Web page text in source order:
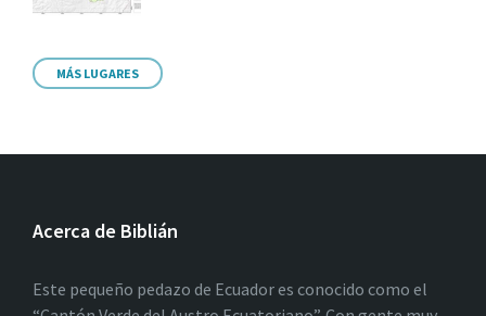
MÁS LUGARES
Acerca de Biblián
Este pequeño pedazo de Ecuador es conocido como el